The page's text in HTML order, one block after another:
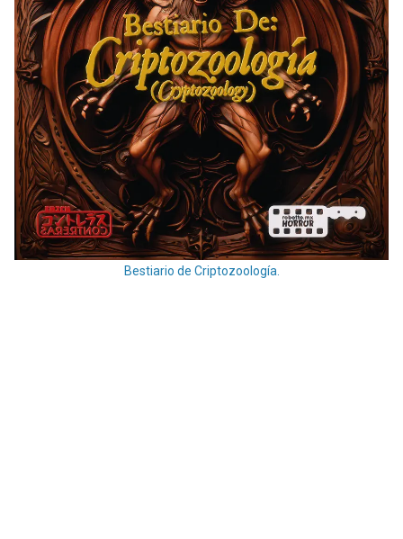
Bestiario de Criptozoología.